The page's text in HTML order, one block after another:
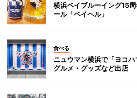
横浜ベイブルーイング15
ール「ベイヘル」
食べる
ニュウマン横浜で「ヨコ
グルメ・グッズなど出店